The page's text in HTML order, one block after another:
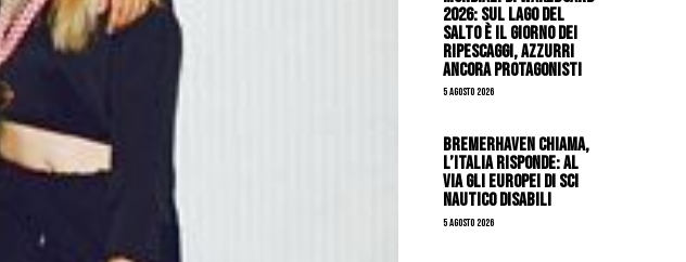
2026: sul Lago del
Salto è il giorno dei
ripescaggi, azzurri
ancora protagonisti
5 Agosto 2026
Bremerhaven chiama,
l’Italia risponde: al
via gli Europei di Sci
Nautico Disabili
5 Agosto 2026